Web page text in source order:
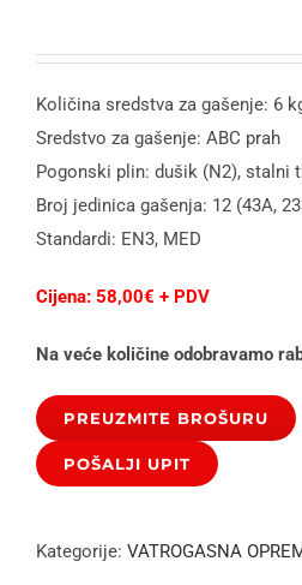
Količina sredstva za gašenje: 6
Sredstvo za gašenje: ABC prah
Pogonski plin: dušik (N2), stalni
Broj jedinica gašenja: 12 (43A,
Standardi: EN3, MED
Cijena: 58,00€ + PDV
Na veće količine odobravamo
PREUZMITE BROŠURU
Kategorije: VATROGASNA